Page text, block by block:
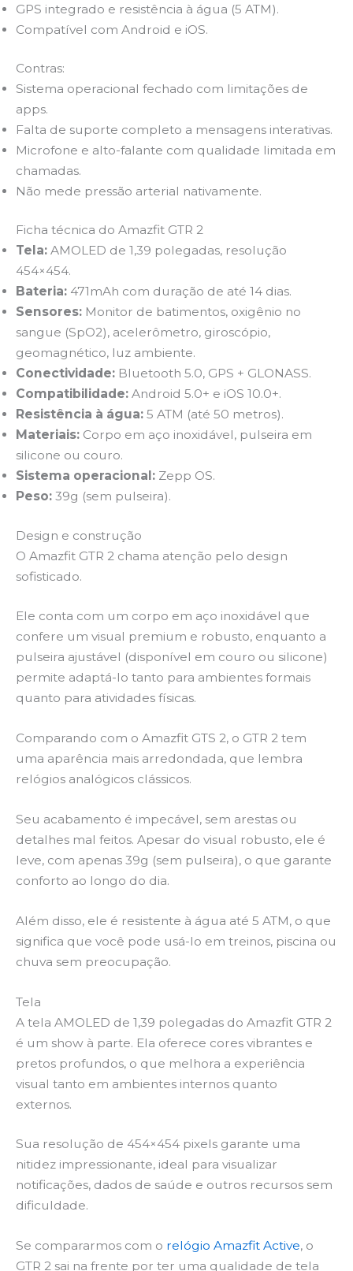
GPS integrado e resistência à água (5 ATM).
Compatível com Android e iOS.
Contras:
Sistema operacional fechado com limitações de
apps.
Falta de suporte completo a mensagens interativas.
Microfone e alto-falante com qualidade limitada em
chamadas.
Não mede pressão arterial nativamente.
Ficha técnica do Amazfit GTR 2
Tela: AMOLED de 1,39 polegadas, resolução
454×454.
Bateria: 471mAh com duração de até 14 dias.
Sensores: Monitor de batimentos, oxigênio no
sangue (SpO2), acelerômetro, giroscópio,
geomagnético, luz ambiente.
Conectividade: Bluetooth 5.0, GPS + GLONASS.
Compatibilidade: Android 5.0+ e iOS 10.0+.
Resistência à água: 5 ATM (até 50 metros).
Materiais: Corpo em aço inoxidável, pulseira em
silicone ou couro.
Sistema operacional: Zepp OS.
Peso: 39g (sem pulseira).
Design e construção
O Amazfit GTR 2 chama atenção pelo design
sofisticado.
Ele conta com um corpo em aço inoxidável que
confere um visual premium e robusto, enquanto a
pulseira ajustável (disponível em couro ou silicone)
permite adaptá-lo tanto para ambientes formais
quanto para atividades físicas.
Comparando com o Amazfit GTS 2, o GTR 2 tem
uma aparência mais arredondada, que lembra
relógios analógicos clássicos.
Seu acabamento é impecável, sem arestas ou
detalhes mal feitos. Apesar do visual robusto, ele é
leve, com apenas 39g (sem pulseira), o que garante
conforto ao longo do dia.
Além disso, ele é resistente à água até 5 ATM, o que
significa que você pode usá-lo em treinos, piscina ou
chuva sem preocupação.
Tela
A tela AMOLED de 1,39 polegadas do Amazfit GTR 2
é um show à parte. Ela oferece cores vibrantes e
pretos profundos, o que melhora a experiência
visual tanto em ambientes internos quanto
externos.
Sua resolução de 454×454 pixels garante uma
nitidez impressionante, ideal para visualizar
notificações, dados de saúde e outros recursos sem
dificuldade.
Se compararmos com o relógio Amazfit Active, o
GTR 2 sai na frente por ter uma qualidade de tela